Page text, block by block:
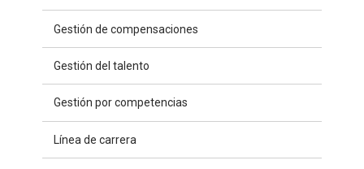
Gestión de compensaciones
Gestión del talento
Gestión por competencias
Línea de carrera